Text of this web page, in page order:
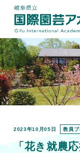
2023年10月05日 教員
「花き就農